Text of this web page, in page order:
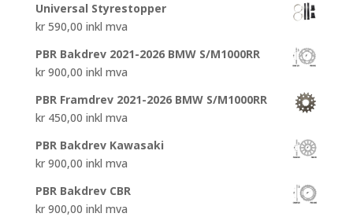
var:
kr 4.450,00.
er:
Universal Styrestopper
kr590,00 inkl mva
PBR Bakdrev 2021-2026 BMW S/M1000RR
kr900,00 inkl mva
PBR Framdrev 2021-2026 BMW S/M1000RR
kr450,00 inkl mva
PBR Bakdrev Kawasaki
kr900,00 inkl mva
PBR Bakdrev CBR
kr900,00 inkl mva